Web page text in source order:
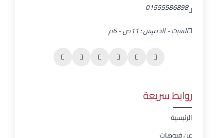
01555586898
السبت - الخميس : 11ص - 6م
روابط سريعة
الرئيسية
عن فيوهات